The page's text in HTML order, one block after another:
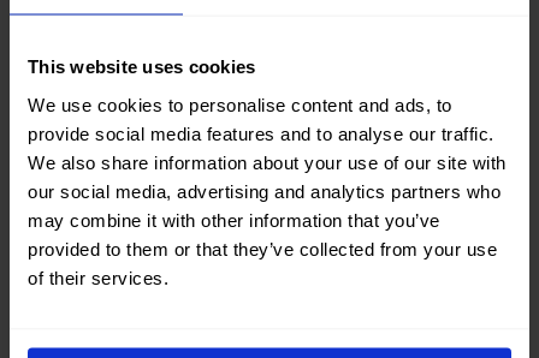
This website uses cookies
We use cookies to personalise content and ads, to
provide social media features and to analyse our traffic.
We also share information about your use of our site with
our social media, advertising and analytics partners who
may combine it with other information that you’ve
provided to them or that they’ve collected from your use
of their services.
#casinuevo entre una gran selección de vehículos de
diferente carrocería, color, nº de puertas, combustible y tipo
de cambio. También podrás afinar tu búsqueda filtrando
según nº de kilómetros, precio total del vehículo o cuota de
financiación.
¿A qué esperas? Encuentra ahora tu próximo coche DS Ds7
Crossback de segunda mano y ocasión en okmobility.com.